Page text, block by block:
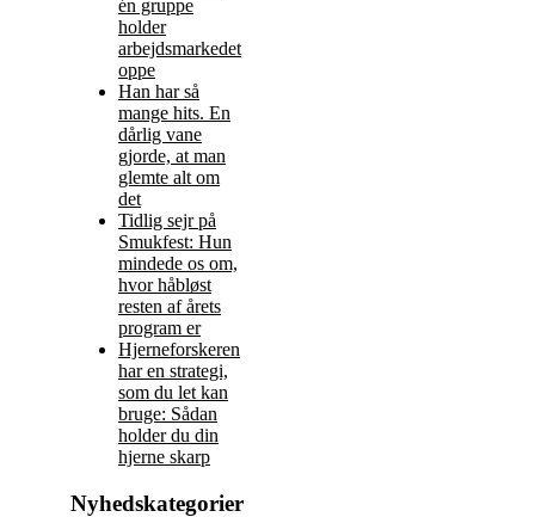
én gruppe
holder
arbejdsmarkedet
oppe
Han har så
mange hits. En
dårlig vane
gjorde, at man
glemte alt om
det
Tidlig sejr på
Smukfest: Hun
mindede os om,
hvor håbløst
resten af årets
program er
Hjerneforskeren
har en strategi,
som du let kan
bruge: Sådan
holder du din
hjerne skarp
Nyhedskategorier